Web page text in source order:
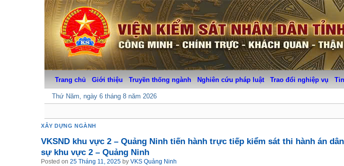
Trang chủ Giới thiệu Truyền thống ngành Nghiên cứu pháp luật Trao đổi nghiệp vụ
Thứ Năm, ngày 6 tháng 8 năm 2026
XÂY DỰNG NGÀNH
VKSND khu vực 2 – Quảng Ninh tiến hành trực tiếp kiểm sát thi hành án
sự khu vực 2 – Quảng Ninh
Posted on 25 Tháng 11, 2025 by VKS Quảng Ninh